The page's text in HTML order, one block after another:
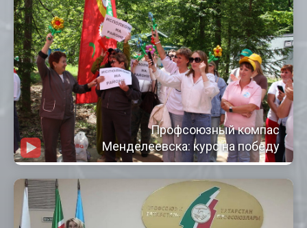
Профсоюзный компас
Менделеевска: курс на победу